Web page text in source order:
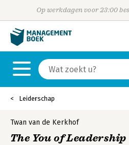
Op werkdagen voor 23:00
Leiderschap
Twan van de Kerkhof
The You of Leadership